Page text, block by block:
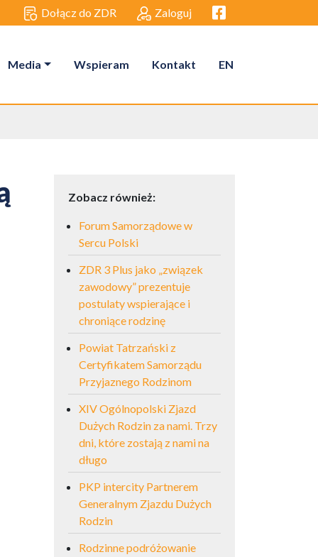
Dołącz do ZDR Zaloguj Facebook link
Media Wspieram Kontakt EN
Zobacz również:
Forum Samorządowe w
Sercu Polski
ZDR 3 Plus jako „związek
zawodowy” prezentuje
postulaty wspierające i
chroniące rodzinę
Powiat Tatrzański z
Certyfikatem Samorządu
Przyjaznego Rodzinom
XIV Ogólnopolski Zjazd
Dużych Rodzin za nami. Trzy
dni, które zostają z nami na
długo
PKP intercity Partnerem
Generalnym Zjazdu Dużych
Rodzin
Rodzinne podróżowanie